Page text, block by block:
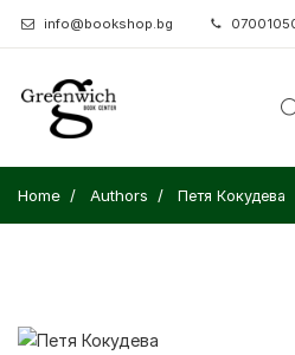
info@bookshop.bg
Home Authors Петя Кокудева